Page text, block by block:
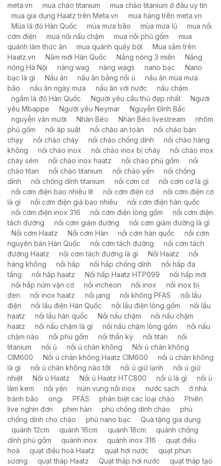
meta.vn
mua chảo titanium
mua chảo titanium ở đâu uy tín
mua gia dụng Haatz trên Meta.vn
mua hàng trên meta.vn
Mùa lá đỏ Hàn Quốc
mùa mưa bão mùa mưa lũ
mua nồi
cơm điện
mua nồi nấu chậm mua nồi phủ gốm
mua
quánh làm thức ăn
mua quánh quấy bột
Mua sắm trên
Haatz.vn
Năm mới Hàn Quốc Nắng nóng 3 miền
Nắng
nóng Hà Nội
nàng wag nàng wags nano bạc
Nano
bạc là gì
Nấu ăn nấu ăn bằng nồi ủ
nấu ăn mùa mưa
bão
nấu ăn ngày mưa nấu ăn với nước
nấu chậm
ngắm lá đỏ Hàn Quốc
Người yêu cầu thủ đẹp nhất
Người
yêu Mbappe
Người yêu Neymar
Nguyễn Đình Bắc
nguyễn văn mười
Nhàn Béo Nhàn Béo livestream
nhôm
phủ gốm
nồi áp suất nồi chảo an toàn
nồi chảo bán
chạy
nồi chảo cháy nồi chảo chống dính
nồi chảo hàng
không
nồi chảo inox nồi chảo inox bị cháy
nồi chảo inox
cháy sém
nồi chảo inox haatz nồi chảo phủ gốm
nồi
chảo titan
nồi chảo titanium nồi chảo yến
nồi chống
dính
nồi chống dính titanium nồi cơm cơ
nồi cơm cơ là gì
nồi cơm điện bao nhiêu lit
nồi cơm điện cơ
nồi cơm điện cơ
là gì
nồi cơm điện giá bao nhiêu
nồi cơm điện hàn quốc
nồi cơm điện inox 316
nồi cơm điện lòng gốm
nồi cơm điện
tách đường
nồi cơm giảm đường
nồi cơm giảm đường là gì
Nồi cơm Haatz
Nồi cơm Hàn nồi cơm hàn quốc
nồi cơm
nguyên bản Hàn Quốc
nồi cơm tách đường
nồi cơm tách
đường Haatz
nồi cơm tách đường là gì Nồi Haatz
nồi
hàng không
nồi hấp nồi hấp chống dính
nồi hấp đa
tầng
nồi hấp haatz Nồi hấp Haatz HTP099
nồi hấp mới
nồi hấp núm vặn cơ
nồi incheon nồi inox
nồi inox bị
đen
nồi inox haatz nồi jang nồi không PFAS
nồi lẩu
điện
nồi lẩu điện Hàn Quốc nồi lầu điện lòng gốm
nồi lẩu
haatz
nồi lẩu hàn quốc Nồi nấu chậm
nồi nấu chậm
haatz
nồi nấu chậm là gì nồi nấu chậm lòng gốm
nồi nấu
chậm nào
nồi phủ gốm nồi thần kỳ nồi titan
nồi
titanium
nồi ủ nồi ủ chân không
Nồi ủ chân không
CIM600
Nồi ủ chân không Haatz CIM600
nồi ủ chân không
là gì
nồi ủ chân không nào tốt nồi ủ giữ lạnh
nồi ủ giữ
nhiệt
Nồi ủ Haatz Nồi ủ Haatz HTC800 nồi ủ là gì
nồi ủ
làm kem
nồi yến núm vung nồi inox nước sạch
ở nhà
tránh bão
ongi PFAS phân biệt các loại chảo
Phiên
live nghìn đơn
phim hàn phủ chống dính chảo
phủ
chống dính cho chảo
phủ nano bạc
Quà tặng gia dụng
quánh 12cm
quánh 16cm quánh 18cm
quánh chống
dính phủ gốm
quánh inox quánh inox 316
quạt điều
hoà
quạt điều hoà Haatz quạt hơi nước
quạt phun
sương
quạt tháp Haatz Quạt tháp hơi nước
quạt tháp tạo